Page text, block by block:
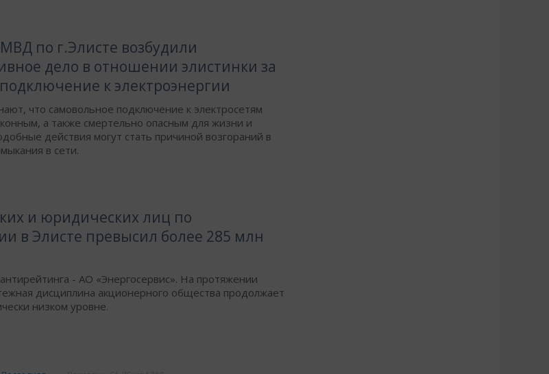
по г.Элисте возбудили
дело в отношении элистинки за
к электроэнергии
что самовольное подключение к электросетям
а также смертельно опасным для жизни и
действия могут стать причиной возгораний в
в сети.
и юридических лиц по
в Элисте превысил более 285 млн
- АО «Энергосервис». На протяжении
дисциплина акционерного общества продолжает
низком уровне.